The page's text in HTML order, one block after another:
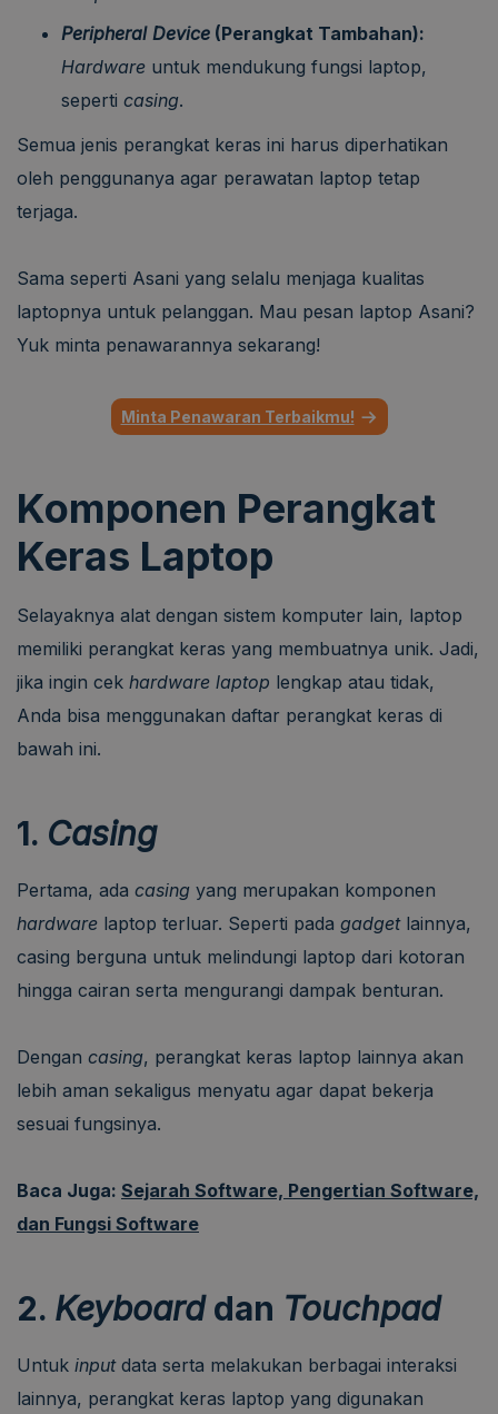
Peripheral Device (Perangkat Tambahan):
Hardware untuk mendukung fungsi laptop,
seperti casing.
Semua jenis perangkat keras ini harus diperhatikan
oleh penggunanya agar perawatan laptop tetap
terjaga.
Sama seperti Asani yang selalu menjaga kualitas
laptopnya untuk pelanggan. Mau pesan laptop Asani?
Yuk minta penawarannya sekarang!
Minta Penawaran Terbaikmu!
Komponen Perangkat
Keras Laptop
Selayaknya alat dengan sistem komputer lain, laptop
memiliki perangkat keras yang membuatnya unik. Jadi,
jika ingin cek hardware laptop lengkap atau tidak,
Anda bisa menggunakan daftar perangkat keras di
bawah ini.
1. Casing
Pertama, ada casing yang merupakan komponen
hardware laptop terluar. Seperti pada gadget lainnya,
casing berguna untuk melindungi laptop dari kotoran
hingga cairan serta mengurangi dampak benturan.
Dengan casing, perangkat keras laptop lainnya akan
lebih aman sekaligus menyatu agar dapat bekerja
sesuai fungsinya.
Baca Juga: Sejarah Software, Pengertian Software,
dan Fungsi Software
2. Keyboarddan Touchpad
Untuk input data serta melakukan berbagai interaksi
lainnya, perangkat keras laptop yang digunakan